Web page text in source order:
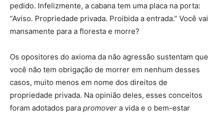
pedido. Infelizmente, a cabana tem uma placa na porta:
“Aviso. Propriedade privada. Proibida a entrada.” Você vai
mansamente para a floresta e morre?
Os opositores do axioma da não agressão sustentam que
você não tem obrigação de morrer em nenhum desses
casos, muito menos em nome dos direitos de
propriedade privada. Na opinião deles, esses conceitos
foram adotados para promover a vida e o bem-estar